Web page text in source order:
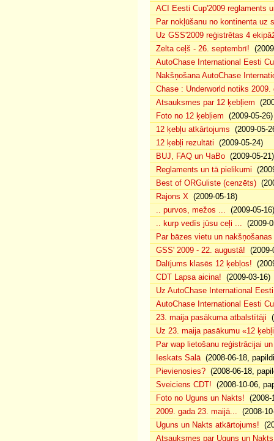
ACI Eesti Cup'2009 reglaments
Par nokļūšanu no kontinenta uz
Uz GSS'2009 reģistrētas 4
Zelta ceļš - 26. septembrī!
AutoChase International Eesti
Nakšņošana AutoChase
Chase : Underworld notiks 2009.
Atsauksmes par 12 ķebļiem
Foto no 12 ķebļiem (2009-05-26)
12 ķebļu atkārtojums (2009-05-
12 ķebļi rezultāti (2009-05-24)
BUJ, FAQ un ЧаВо (2009-05-21)
Reglaments un tā pielikumi
Best of ORGuliste (cenzēts)
Rajons X (2009-05-18)
.. purvos, mežos ... (2009-05-16)
.. kurp vedīs jūsu ceļi ... (2009-
Par bāzes vietu un
GSS' 2009 - 22. augustā! (2009-
Dalījums klasēs 12 ķebļos!
CDT Lapsa aicina! (2009-03-16)
Uz AutoChase International
AutoChase International Eesti
23. maija pasākuma atbalstītāji
Uz 23. maija pasākumu «12
Par wap lietošanu reģistrācijai
Ieskats Salā(2008-06-18,
Pievienosies? (2008-06-18,
Sveiciens CDT! (2008-10-06,
Foto no Uguns un Nakts! (2008-
2009. gada 23. maijā... (2008-
Uguns un Nakts atkārtojums!
Atsauksmes par Uguns un Nakts